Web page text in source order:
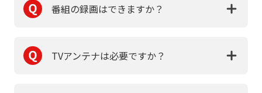
番組の録画はできますか？
TVアンテナは必要ですか？